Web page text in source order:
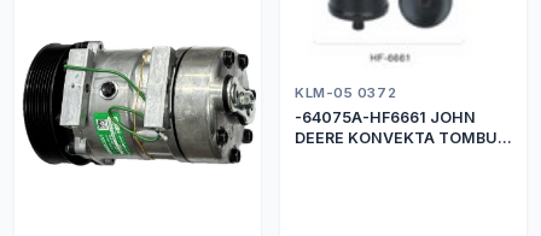
KLM-05 0372
-64075A-HF6661 JOHN
DEERE KONVEKTA TOMBUL